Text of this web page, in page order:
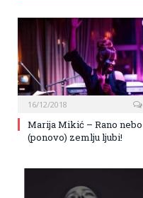
16/12/2018
Marija Mikić – Rano nebo
(ponovo) zemlju ljubi!